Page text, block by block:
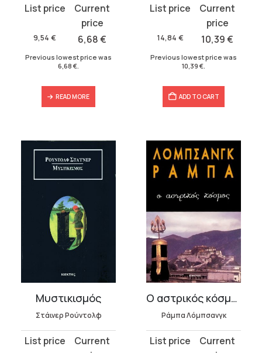
9,54 €
Original
was:
6,68€
Current
Previous lowest price was
6,68 €
READ MORE
14,84 €
Original
was:
10,39€
Current
Previous lowest price was
10,39 €
ADD TO CART
Μυστικισμός
Στάινερ Ρούντολφ
Original
Current
Ο αστρικός κόσμος
Ράμπα Λόμπσανγκ
Original
Current